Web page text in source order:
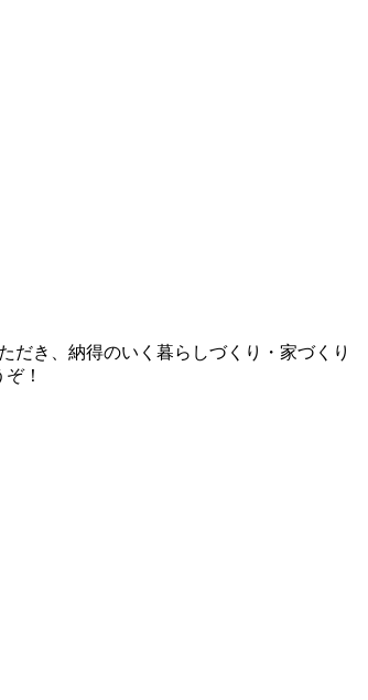
だき、納得のいく暮らしづくり・家づくり
！